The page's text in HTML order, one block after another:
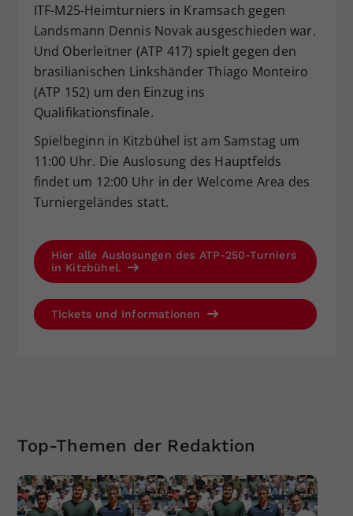
ITF-M25-Heimturniers in Kramsach gegen
Landsmann Dennis Novak ausgeschieden war.
Und Oberleitner (ATP 417) spielt gegen den
brasilianischen Linkshänder Thiago Monteiro
(ATP 152) um den Einzug ins
Qualifikationsfinale.
Spielbeginn in Kitzbühel ist am Samstag um
11:00 Uhr. Die Auslosung des Hauptfelds
findet um 12:00 Uhr in der Welcome Area des
Turniergeländes statt.
Hier alle Auslosungen des ATP-250-Turniers
in Kitzbühel.
Tickets und Informationen
Top-Themen der Redaktion